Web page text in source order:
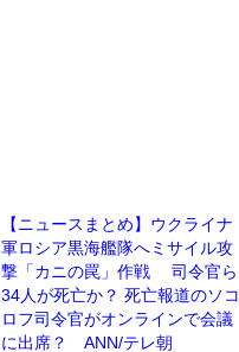
【ニュースまとめ】ウクライナ
軍ロシア黒海艦隊へミサイル攻
撃「カニの罠」作戦 司令官ら
34人が死亡か？ 死亡報道のソコ
ロフ司令官がオンラインで会議
に出席？ ANN/テレ朝